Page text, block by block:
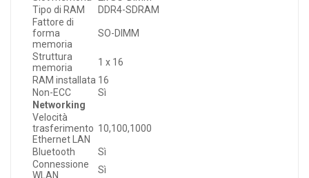
Tipo di RAM
DDR4-SDRAM
Fattore di
forma
memoria
SO-DIMM
Struttura
memoria
1 x 16
RAM installata 16
Non-ECC
Sì
Networking
Velocità
trasferimento
Ethernet LAN
10,100,1000
Bluetooth
Sì
Connessione
WLAN
Sì